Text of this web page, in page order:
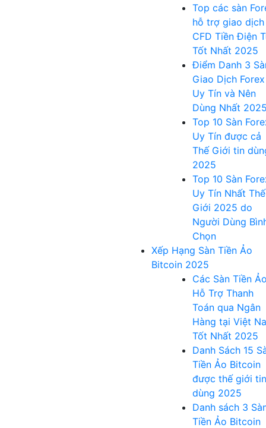
Top các sàn
hỗ trợ giao dịch
CFD Tiền Điện
Tốt Nhất 2025
Điểm Danh 3
Giao Dịch Forex
Uy Tín và Nên
Dùng Nhất 2025
Top 10 Sàn
Uy Tín được cả
Thế Giới tin
2025
Top 10 Sàn
Uy Tín Nhất Thế
Giới 2025 do
Người Dùng
Chọn
Xếp Hạng Sàn Tiền Ảo
Bitcoin 2025
Các Sàn Tiền Ảo
Hỗ Trợ Thanh
Toán qua Ngân
Hàng tại Việt
Tốt Nhất 2025
Danh Sách 15
Tiền Ảo Bitcoin
được thế giới tin
dùng 2025
Danh sách 3
Tiền Ảo Bitcoin